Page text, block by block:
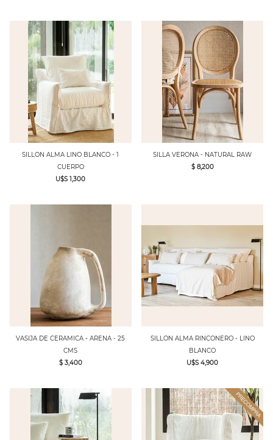
SILLON ALMA LINO BLANCO - 1
CUERPO
U$S 1,300
SILLA VERONA - NATURAL RAW
$ 8,200
VASIJA DE CERAMICA - ARENA - 25
CMS
$ 3,400
SILLON ALMA RINCONERO - LINO
BLANCO
U$S 4,900